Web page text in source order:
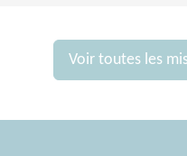
Voir toutes les